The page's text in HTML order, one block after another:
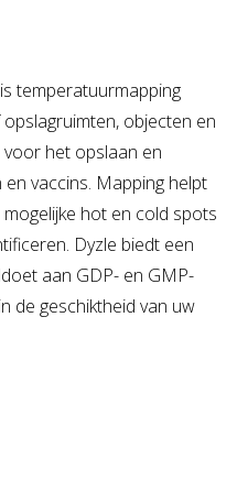
temperatuurmapping
objecten en
het opslaan en
vaccins. Mappinghelpt
hot en cold spots
Dyzle biedt een
aan GDP- en GMP-
de geschiktheid van uw